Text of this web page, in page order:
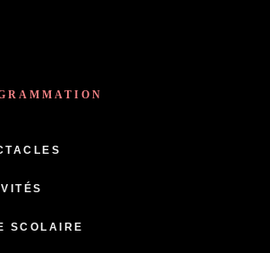
SCOLAIRE